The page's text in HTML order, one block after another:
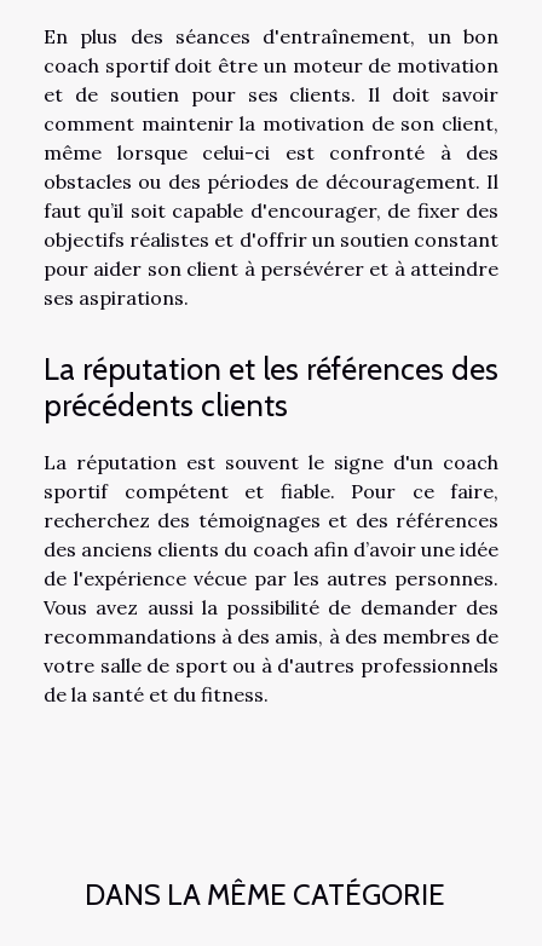
En plus des séances d'entraînement, un bon
coach sportif doit être un moteur de motivation
et de soutien pour ses clients. Il doit savoir
comment maintenir la motivation de son client,
même lorsque celui-ci est confronté à des
obstacles ou des périodes de découragement. Il
faut qu’il soit capable d'encourager, de fixer des
objectifs réalistes et d'offrir un soutien constant
pour aider son client à persévérer et à atteindre
ses aspirations.
La réputation et les références des
précédents clients
La réputation est souvent le signe d'un coach
sportif compétent et fiable. Pour ce faire,
recherchez des témoignages et des références
des anciens clients du coach afin d’avoir une idée
de l'expérience vécue par les autres personnes.
Vous avez aussi la possibilité de demander des
recommandations à des amis, à des membres de
votre salle de sport ou à d'autres professionnels
de la santé et du fitness.
DANS LA MÊME CATÉGORIE